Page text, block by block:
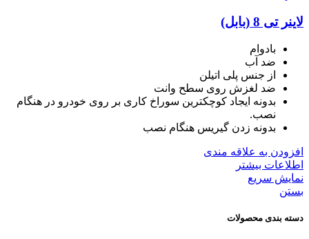
لاینر تی 8 (بابل)
بادوام
ضد آب
از جنس پلی اتیلن
ضد لغزش روی سطح وانت
بدونه ایجاد کوچکترین سوراخ کاری بر روی خودرو در هنگام
نصب.
بدونه زدن گیریس هنگام نصب
افزودن به علاقه مندی
اطلاعات بیشتر
نمایش سریع
بستن
دسته بندی محصولات